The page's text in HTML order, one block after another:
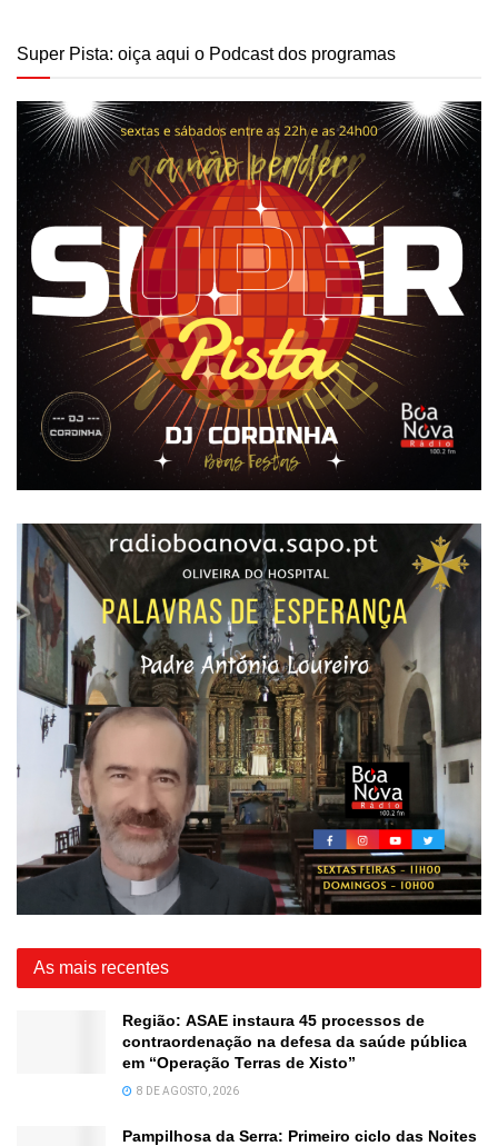
Super Pista: oiça aqui o Podcast dos programas
As mais recentes
Região: ASAE instaura 45 processos de
contraordenação na defesa da saúde pública
em “Operação Terras de Xisto”
8 DE AGOSTO, 2026
Pampilhosa da Serra: Primeiro ciclo das Noites